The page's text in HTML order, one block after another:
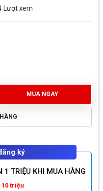
Lượt xem
MUA NGAY
ký
1 TRIỆU KHI MUA HÀNG
10 triệu